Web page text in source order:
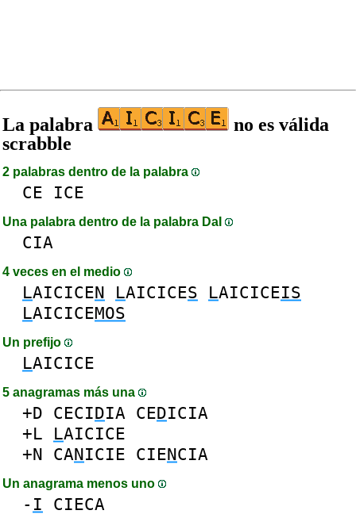
La palabra
no es válida
scrabble
2 palabras dentro de la palabra
CE ICE
Una palabra dentro de la palabra DaI
CIA
4 veces en el medio
LAICICEN LAICICES LAICICEIS
LAICICEMOS
Un prefijo
LAICICE
5 anagramas más una
+D CECIDIA CEDICIA
+L LAICICE
+N CANICIE CIENCIA
Un anagrama menos uno
- I CIECA